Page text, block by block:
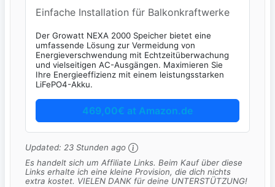
Einfache Installation für Balkonkraftwerke
Der Growatt NEXA 2000 Speicher bietet eine
umfassende Lösung zur Vermeidung von
Energieverschwendung mit Echtzeitüberwachung
und vielseitigen AC-Ausgängen. Maximieren Sie
Ihre Energieeffizienz mit einem leistungsstarken
LiFePO4-Akku.
469,00€ at Amazon.de
Updated: 23 Stunden ago
Es handelt sich um Affiliate Links. Beim Kauf über diese
Links erhalte ich eine kleine Provision, die dich nichts
extra kostet. VIELEN DANK für deine UNTERSTÜTZUNG!